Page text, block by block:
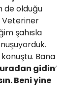
de olduğu
Veteriner
şahısla
Bana
gidin’
Beni yine